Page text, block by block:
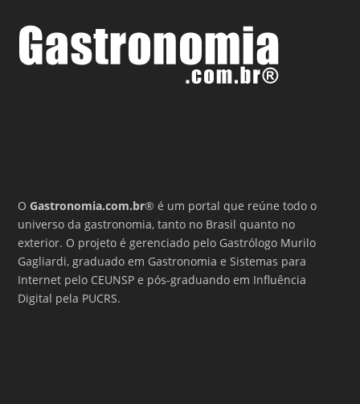
OGastronomia.com.br® é um portal que reúne todo o
universo da gastronomia, tanto no Brasil quanto no
exterior. O projeto é gerenciado pelo Gastrólogo Murilo
Gagliardi, graduado em Gastronomia e Sistemas para
Internet pelo CEUNSP e pós-graduando em Influência
Digital pela PUCRS.